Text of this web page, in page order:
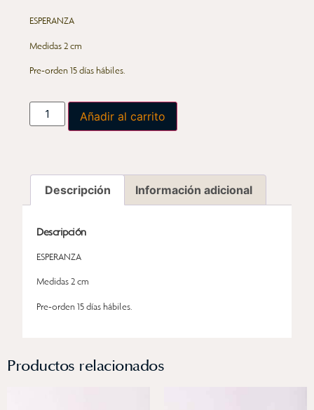
ESPERANZA
Medidas 2 cm
Pre-orden 15 días hábiles.
Añadir al carrito
Descripción Información adicional
Descripción
ESPERANZA
Medidas 2 cm
Pre-orden 15 días hábiles.
Productos relacionados